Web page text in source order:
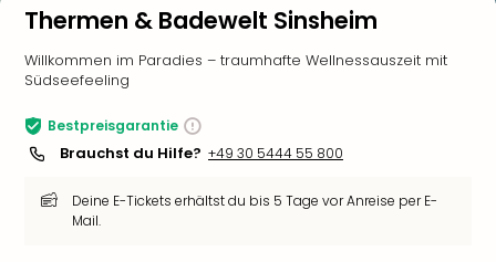
Thermen & Badewelt Sinsheim
Willkommen im Paradies – traumhafte Wellnessauszeit mit
Südseefeeling
Bestpreisgarantie
Brauchst du Hilfe? +49 30 5444 55 800
Deine E-Tickets erhältst du bis 5 Tage vor Anreise per E-
Mail.